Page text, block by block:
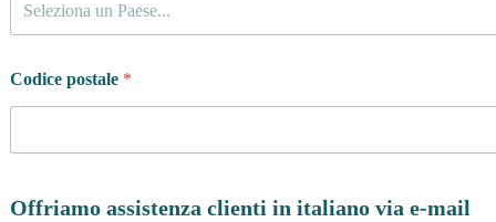
Seleziona un Paese...
Codice postale *
Offriamo assistenza clienti in italiano via e-mail